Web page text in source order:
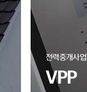
전력중개사업
VPP